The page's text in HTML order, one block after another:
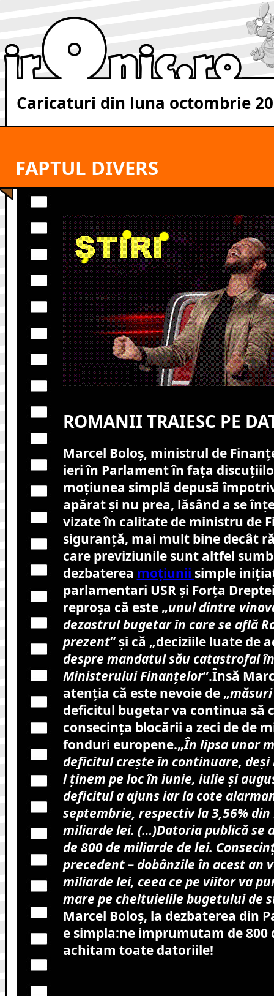
Caricaturi din luna octombrie
FAPTUL DIVERS
ROMANII TRAIESC PE
Marcel Boloș, ministrul de
ieri în Parlament în fața
moțiunea simplă depusă
apărat și nu prea, lăsând a se
vizate în calitate de ministru de
siguranță, mai mult bine decât
care previziunile sunt altfel
dezbaterea moțiunii simple
parlamentari USR și Forța
reproșa că este „unul dintre
dezastrul bugetar în care se află
prezent” și că „deciziile luate de
despre mandatul său catastrofal
Ministerului Finanțelor”.Însă
atenția că este nevoie de „
deficitul bugetar va continua să
consecința blocării a zeci de de
fonduri europene.„În lipsa unor
deficitul creşte în continuare, deşi
l ţinem pe loc în iunie, iulie şi
deficitul a ajuns iar la cote
septembrie, respectiv la 3,56% din
miliarde lei. (…)Datoria publică se
de 800 de miliarde de lei.
precedent – dobânzile în acest an
miliarde lei, ceea ce pe viitor va
mare pe cheltuielile bugetului de
Marcel Boloș, la dezbaterea din
e simpla:ne imprumutam de 800
achitam toate datoriile!